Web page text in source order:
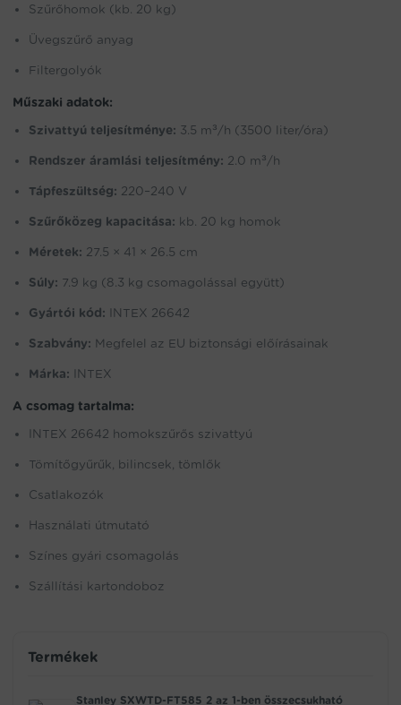
Szűrőhomok (kb. 20 kg)
Üvegszűrő anyag
Filtergolyók
Műszaki adatok:
Szivattyú teljesítménye: 3.5 m³/h (3500 liter/óra)
Rendszer áramlási teljesítmény: 2.0 m³/h
Tápfeszültség: 220–240 V
Szűrőközeg kapacitása: kb. 20 kg homok
Méretek: 27.5 × 41 × 26.5 cm
Súly: 7.9 kg (8.3 kg csomagolással együtt)
Gyártói kód: INTEX 26642
Szabvány: Megfelel az EU biztonsági előírásainak
Márka: INTEX
A csomag tartalma:
INTEX 26642 homokszűrős szivattyú
Tömítőgyűrűk, bilincsek, tömlők
Csatlakozók
Használati útmutató
Színes gyári csomagolás
Szállítási kartondoboz
Termékek
Stanley SXWTD-FT585 2 az 1-ben összecsukható